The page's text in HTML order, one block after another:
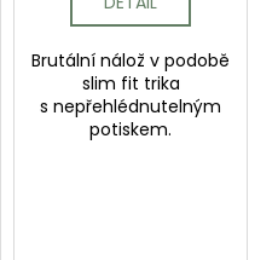
Brutální nálož v podobě
slim fit trika
s nepřehlédnutelným
potiskem.